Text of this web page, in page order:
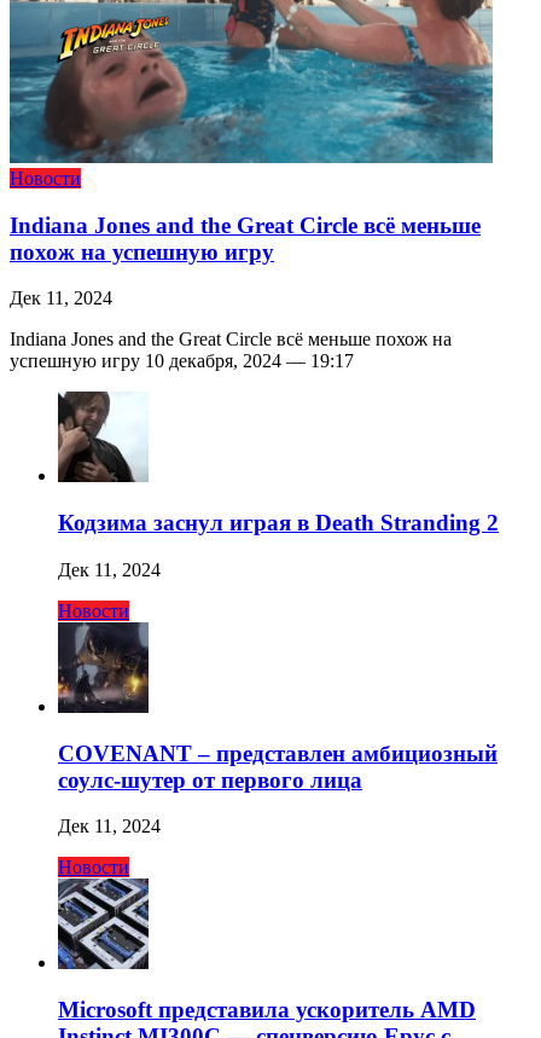
Новости
Indiana Jones and the Great Circle всё меньше
похож на успешную игру
Дек 11, 2024
Indiana Jones and the Great Circle всё меньше похож на
успешную игру 10 декабря, 2024 — 19:17
Кодзима заснул играя в Death Stranding 2
Дек 11, 2024
Новости
COVENANT – представлен амбициозный
соулс-шутер от первого лица
Дек 11, 2024
Новости
Microsoft представила ускоритель AMD